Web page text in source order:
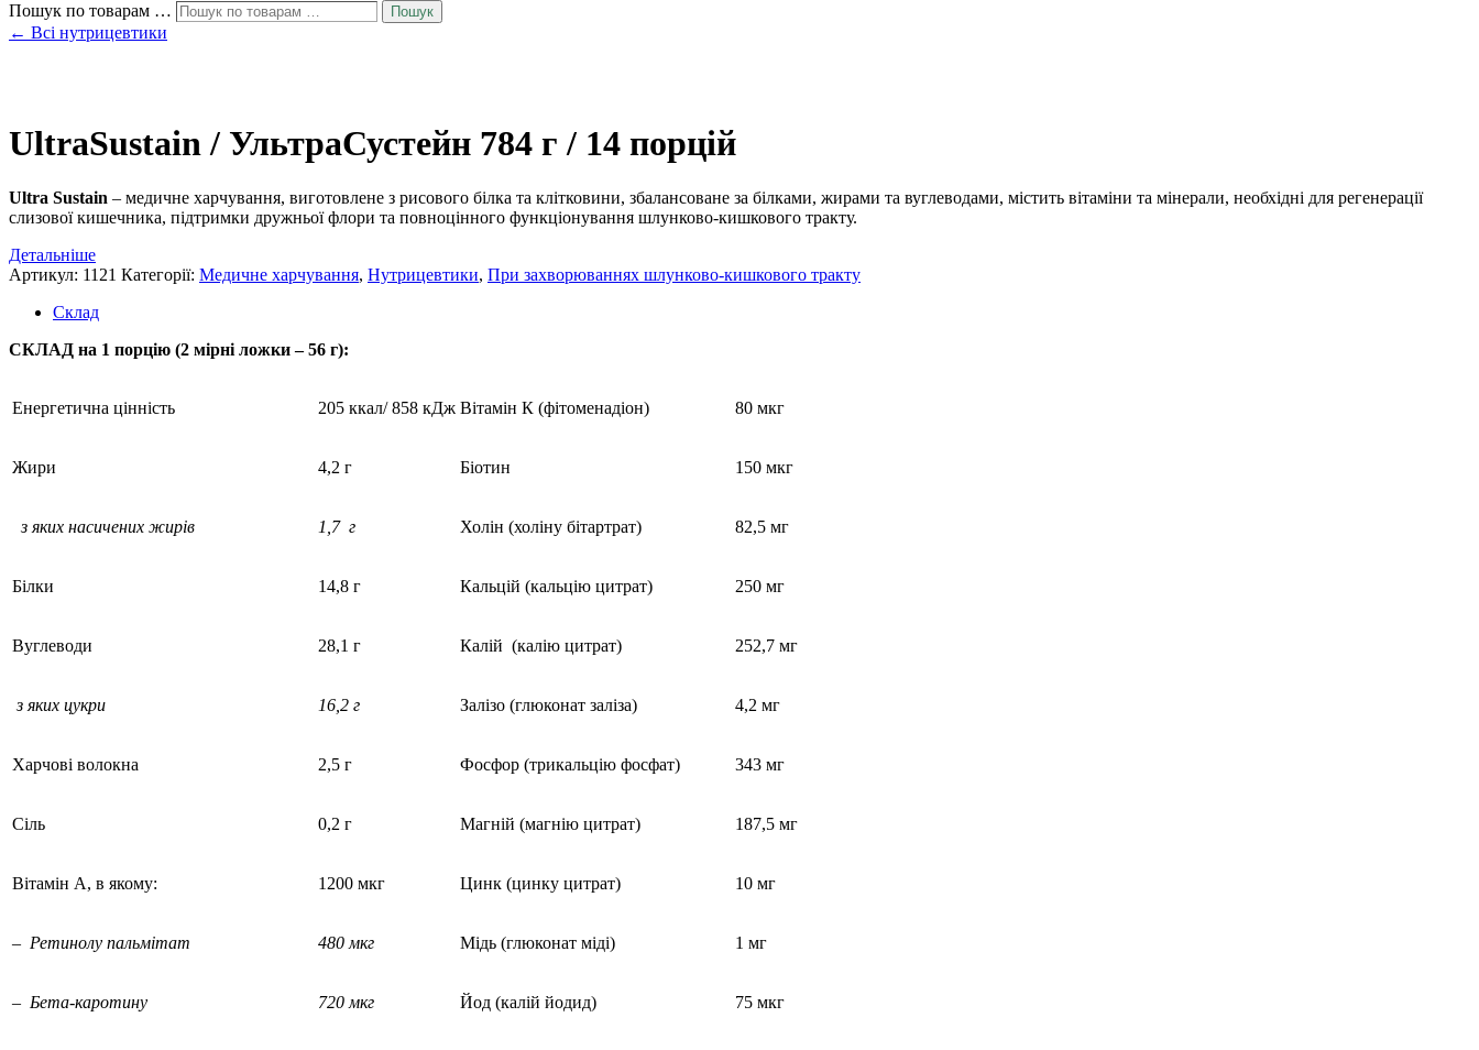
Пошук по товарам … Пошук
← Всі нутрицевтики
UltraSustain / УльтраСустейн 784 г / 14 порцій
Ultra Sustain – медичне харчування, виготовлене з рисового білка та клітковини, збалансоване за білками, жирами та вуглеводами, містить вітаміни та мінерали, необхідні для регенерації
слизової кишечника, підтримки дружньої флори та повноцінного функціонування шлунково-кишкового тракту.
Детальніше
Артикул: 1121 Категорії: Медичне харчування, Нутрицевт​ики, При захворюваннях шлунково-кишкового тракту
Склад
СКЛАД на 1 порцію (2 мірні ложки – 56 г):
Енергетична цінність 205 ккал/ 858 кДж Вітамін К (фітоменадіон) 80 мкг
Жири 4,2 г Біотин 150 мкг
з яких насичених жирів 1,7 г Холін (холіну бітартрат) 82,5 мг
Білки 14,8 г Кальцій (кальцію цитрат) 250 мг
Вуглеводи 28,1 г Калій (калію цитрат) 252,7 мг
з яких цукри 16,2 г Залізо (глюконат заліза) 4,2 мг
Харчові волокна 2,5 г Фосфор (трикальцію фосфат) 343 мг
Сіль 0,2 г Магній (магнію цитрат) 187,5 мг
Вітамін А, в якому: 1200 мкг Цинк (цинку цитрат) 10 мг
– Ретинолу пальмітат 480 мкг Мідь (глюконат міді) 1 мг
– Бета-каротину 720 мкг Йод (калій йодид) 75 мкг